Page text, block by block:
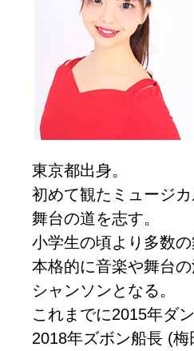
東京都出身。
初めて観たミュージ
舞台の道を志す。
小学生の頃より多数
本格的に音楽や舞台
シャンソンとなる。
これまでに2015年ダ
2018年ズボン船長 (